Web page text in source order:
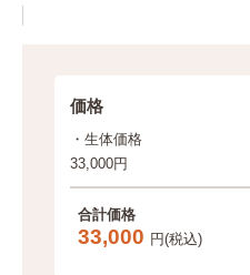
ei
価格
・生体価格
33,000円
合計価格
33,000 円(税込)